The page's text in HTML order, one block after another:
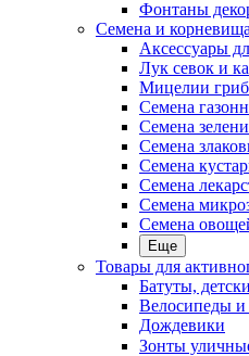
Фонтаны
Семена и корневища
Аксессуары
Лук севок и
Мицелии
Семена
Семена
Семена
Семена
Семена
Семена
Семена
Еще
Товары для
Батуты,
Велосипеды и
Дождевики
Зонты